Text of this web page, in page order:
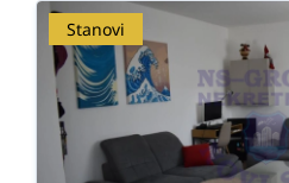
Stanovi